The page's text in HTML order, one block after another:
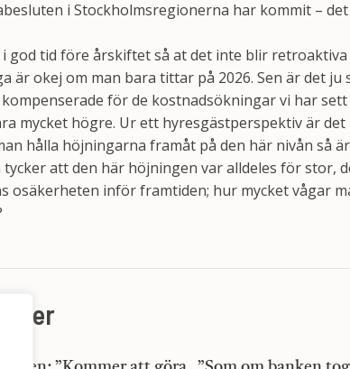
i Stockholmsregionerna har kommit –
god tid före årskiftet så at det inte blir
är okej om man bara tittar på 2026. Sen är det
för de kostnadsökningar vi har sett
mycket högre. Ur ett hyresgästperspektiv är
hålla höjningarna framåt på den här nivån så
att den här höjningen var alldeles för stor,
osäkerheten inför framtiden; hur mycket vågar